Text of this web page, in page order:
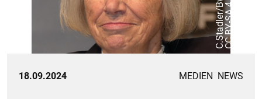
,
m
p
18.09.2024 MEDIEN NEWS